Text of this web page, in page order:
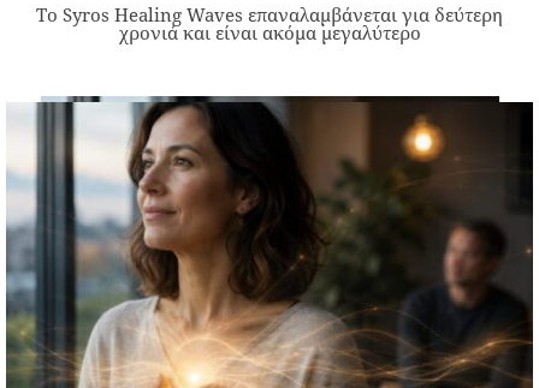
Το Syros Healing Waves επαναλαμβάνεται για δεύτερη
χρονιά και είναι ακόμα μεγαλύτερο